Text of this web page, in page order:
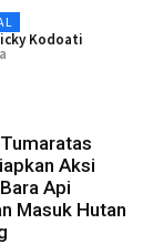
Kodoati
Aksi
Api
Masuk Hutan